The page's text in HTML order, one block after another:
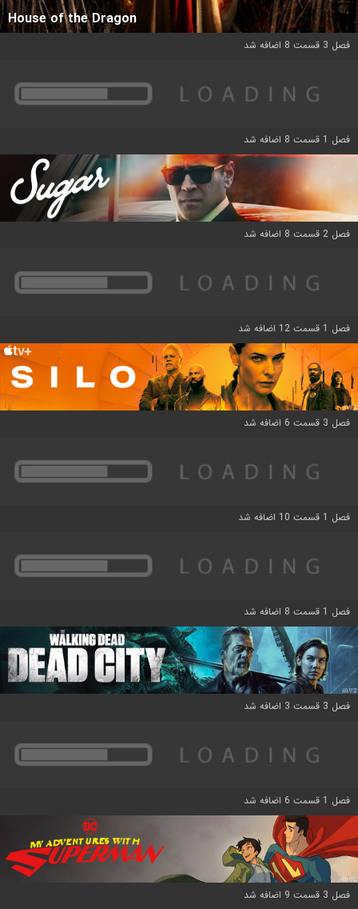
House of the Dragon
فصل 3 قسمت 8 اضافه شد
فصل 1 قسمت 8 اضافه شد
فصل 2 قسمت 8 اضافه شد
فصل 1 قسمت 12 اضافه شد
فصل 3 قسمت 6 اضافه شد
فصل 1 قسمت 10 اضافه شد
فصل 1 قسمت 8 اضافه شد
فصل 3 قسمت 3 اضافه شد
فصل 1 قسمت 6 اضافه شد
فصل 3 قسمت 9 اضافه شد